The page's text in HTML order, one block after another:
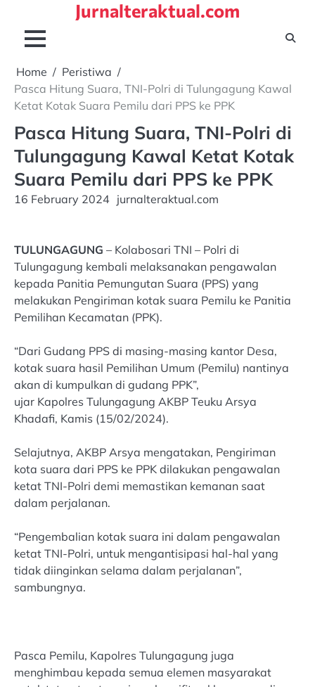
content
Jurnalteraktual.com
Home
Peristiwa
Pasca Hitung Suara, TNI-Polri di Tulungagung Kawal
Ketat Kotak Suara Pemilu dari PPS ke PPK
Pasca Hitung Suara, TNI-Polri di
Tulungagung Kawal Ketat Kotak
Suara Pemilu dari PPS ke PPK
16 February 2024 jurnalteraktual.com
TULUNGAGUNG – Kolabosari TNI – Polri di
Tulungagung kembali melaksanakan pengawalan
kepada Panitia Pemungutan Suara (PPS) yang
melakukan Pengiriman kotak suara Pemilu ke Panitia
Pemilihan Kecamatan (PPK).
“Dari Gudang PPS di masing-masing kantor Desa,
kotak suara hasil Pemilihan Umum (Pemilu) nantinya
akan di kumpulkan di gudang PPK”,
ujar Kapolres Tulungagung AKBP Teuku Arsya
Khadafi, Kamis (15/02/2024).
Selajutnya, AKBP Arsya mengatakan, Pengiriman
kota suara dari PPS ke PPK dilakukan pengawalan
ketat TNI-Polri demi memastikan kemanan saat
dalam perjalanan.
“Pengembalian kotak suara ini dalam pengawalan
ketat TNI-Polri, untuk mengantisipasi hal-hal yang
tidak diinginkan selama dalam perjalanan”,
sambungnya.
Pasca Pemilu, Kapolres Tulungagung juga
menghimbau kepada semua elemen masyarakat